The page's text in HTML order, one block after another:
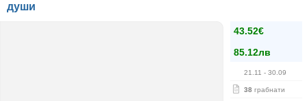
души
43.52€
85.12лв
21.11 - 30.09
38 грабнати